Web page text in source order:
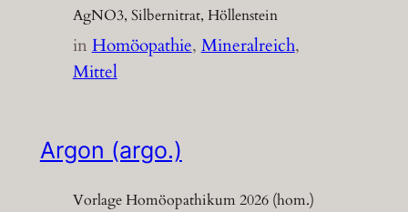
AgNO3, Silbernitrat, Höllenstein
inHomöopathie, Mineralreich
Mittel
Argon (argo.)
Vorlage Homöopathikum 2026 (hom.)